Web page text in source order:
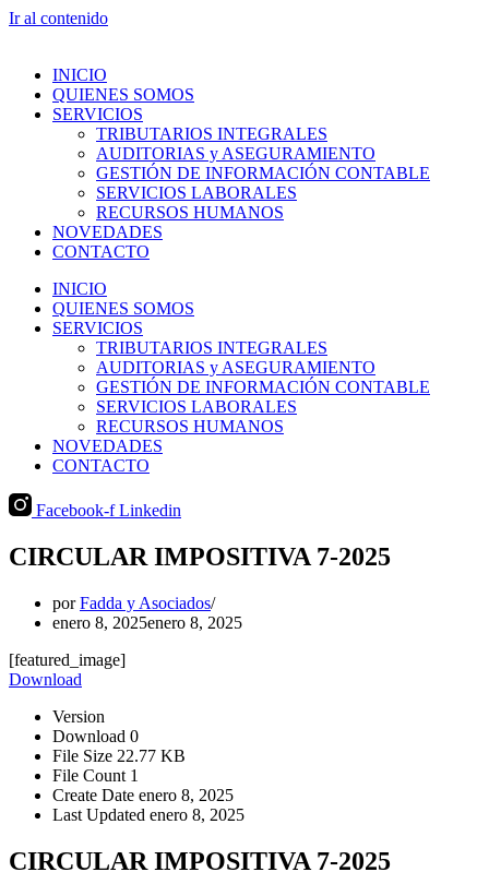
Ir al contenido
INICIO
QUIENES SOMOS
SERVICIOS
TRIBUTARIOS INTEGRALES
AUDITORIAS y ASEGURAMIENTO
GESTIÓN DE INFORMACIÓN CONTABLE
SERVICIOS LABORALES
RECURSOS HUMANOS
NOVEDADES
CONTACTO
INICIO
QUIENES SOMOS
SERVICIOS
TRIBUTARIOS INTEGRALES
AUDITORIAS y ASEGURAMIENTO
GESTIÓN DE INFORMACIÓN CONTABLE
SERVICIOS LABORALES
RECURSOS HUMANOS
NOVEDADES
CONTACTO
Facebook-f Linkedin
CIRCULAR IMPOSITIVA 7-2025
porFadda y Asociados
enero 8, 2025enero 8, 2025
[featured_image]
Download
Version
Download 0
File Size 22.77 KB
File Count 1
Create Date enero 8, 2025
Last Updated enero 8, 2025
CIRCULAR IMPOSITIVA 7-2025